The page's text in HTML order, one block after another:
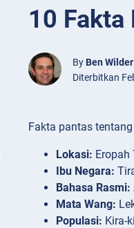
10 Fakta
By Ben Wilder
Diterbitkan
Fakta pantas
Lokasi: Eropah
Ibu Negara:
Bahasa Rasmi:
Mata Wang:
Populasi: Kira-